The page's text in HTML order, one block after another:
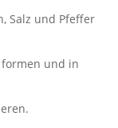
Salz und Pfeffer
formen und in